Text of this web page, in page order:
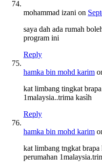
mohammad izani on
saya dah ada rumah
program ini
Reply
hamka bin mohd karim
kat limbang tingkat
1malaysia..trima kasìh
Reply
hamka bin mohd karim
kat limbang tngkat
perumahan